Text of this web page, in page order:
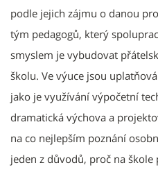
podle jejich zájmu o danou
tým pedagogů, který
smyslem je vybudovat
školu. Ve výuce jsou
jako je využívání výpočetní
dramatická výchova a
na co nejlepším poznání
jeden z důvodů, proč na